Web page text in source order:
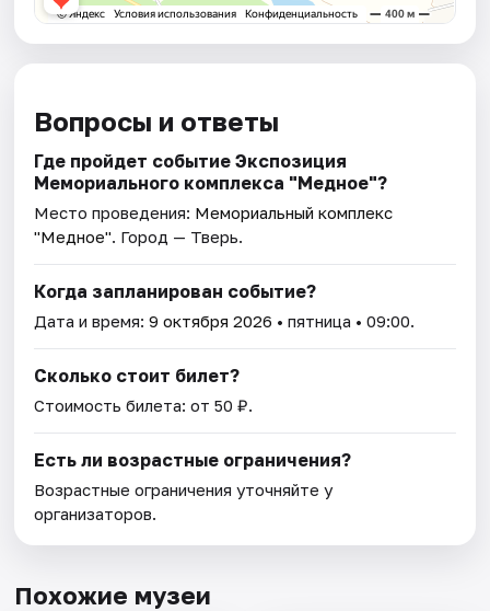
Вопросы и ответы
Где пройдет событие Экспозиция
Мемориального комплекса "Медное"?
Место проведения: Мемориальный комплекс
"Медное". Город — Тверь.
Когда запланирован событие?
Дата и время:9 октября 2026 • пятница • 09:00.
Сколько стоит билет?
Стоимость билета: от 50 ₽.
Есть ли возрастные ограничения?
Возрастные ограничения уточняйте у
организаторов.
Похожие музеи